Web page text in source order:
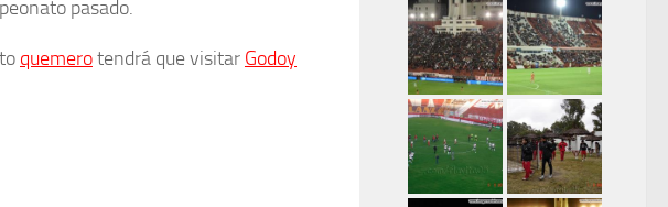
pasado.
quemerotendrá que visitar Godoy